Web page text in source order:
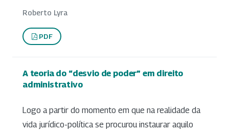
Roberto Lyra
PDF
A teoria do “desvio de poder” em direito
administrativo
Logo a partir do momento em que na realidade da
vida jurídico-política se procurou instaurar aquilo